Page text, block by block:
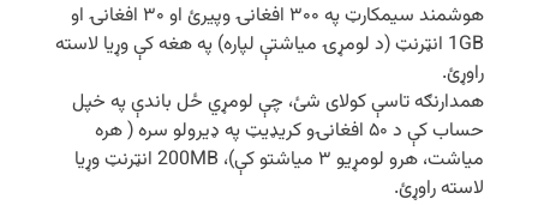
هوشمند سیمکارټ په ۳۰۰ افغانۍ وپیرئ او ۳۰ افغانۍ او
1GB انټرنټ (د لومړۍ میاشتې لپاره) په هغه کې وړیا لاسته
راوړئ.
همدارنګه تاسې کولای شئ، چې لومړي ځل باندې په خپل
حساب کې د ۵۰ افغانۍو کریډیټ په ډیرولو سره ( هره
میاشت، هرو لومړیو ۳ میاشتو کې)، 200MB انټرنټ وړیا
لاسته راوړئ.